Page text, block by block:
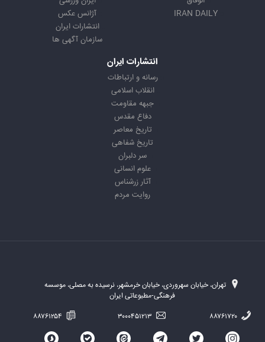
IRAN DAILY
آژانس عکس
انتشارات ایران
سازمان آگهی ها
انتشارات ایران
رسانه و ارتباطات
انقلاب اسلامی
جبهه مقاومت
دفاع مقدس
تاریخ معاصر
تاریخ شفاهی
سر دلبران
علوم انسانی
آثار زرشناس
روایت مردم
تهران، خیابان سهروردی، خیابان خرمشهر، نرسیده به مصلی، موسسه
فرهنگی-مطبوعاتی ایران